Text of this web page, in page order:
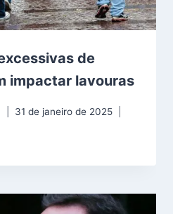
de
impactar lavouras
31 de janeiro de 2025